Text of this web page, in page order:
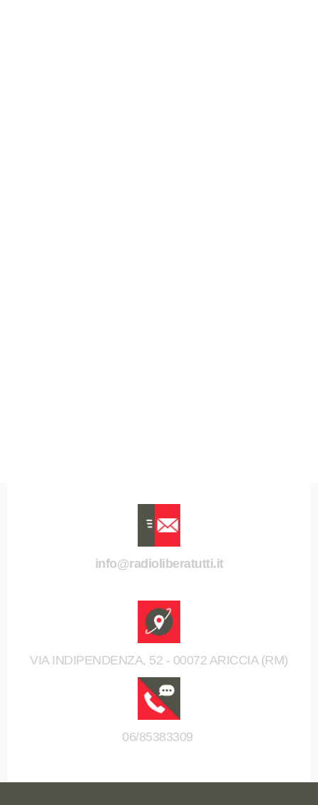
info@radioliberatutti.it
VIA INDIPENDENZA, 52 - 00072 ARICCIA (RM)
06/85383309